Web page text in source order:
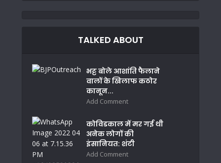
TALKED ABOUT
भट्ट बोले आशांति फैलाने
वालों के खिलाफ कठोर
कानून...
Add Comment
कोविडकाल में मर गई थी
अनेक लोगों की
इंसानियत: शंटी
Add Comment